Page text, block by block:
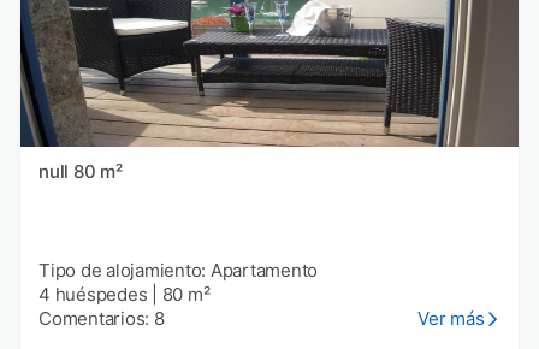
null 80 m²
Tipo de alojamiento: Apartamento
4 huéspedes
80 m²
Comentarios: 8
Ver más